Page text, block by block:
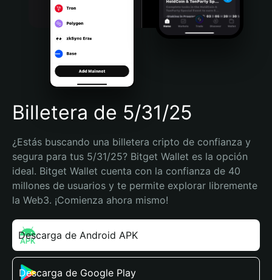
Português (Brasil)
Español (Argentina)
Billetera de 5/31/25
¿Estás buscando una billetera cripto de confianza y
segura para tus 5/31/25? Bitget Wallet es la opción
ideal. Bitget Wallet cuenta con la confianza de 40
millones de usuarios y te permite explorar libremente
la Web3. ¡Comienza ahora mismo!
Descarga de Android APK
Descarga de Google Play